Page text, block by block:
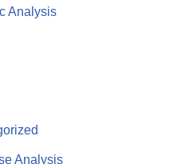
Analysis
Analysis